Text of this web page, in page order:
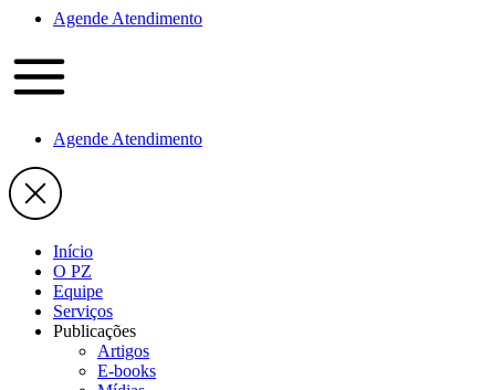
Agende Atendimento
Agende Atendimento
Início
O PZ
Equipe
Serviços
Publicações
Artigos
E-books